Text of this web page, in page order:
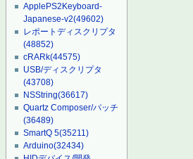
ApplePS2Keyboard-
Japanese-v2(49602)
レポートディスクリプタ
(48852)
cRARk(44575)
USB/ディスクリプタ
(43708)
NSString(36617)
Quartz Composer/パッチ
(36489)
SmartQ 5(35211)
Arduino(32434)